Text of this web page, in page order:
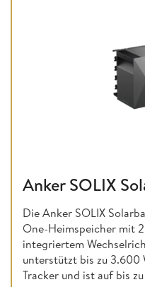
Anker SOLIX
Die Anker SOLIX
One-Heimspeicher mit
integriertem
unterstützt bis zu 3.600
Tracker und ist auf bis